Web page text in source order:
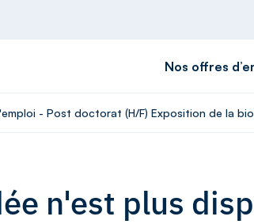
Nos offres
- Post doctorat (H/F) Exposition de la
n'est plus